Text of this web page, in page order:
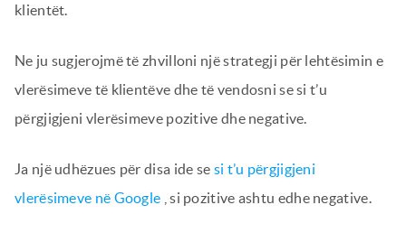
klientët.
Ne ju sugjerojmë të zhvilloni një strategji për lehtësimin e
vlerësimeve të klientëve dhe të vendosni se si t’u
përgjigjeni vlerësimeve pozitive dhe negative.
Ja një udhëzues për disa ide se si t’u përgjigjeni
vlerësimeve në Google , si pozitive ashtu edhe negative.